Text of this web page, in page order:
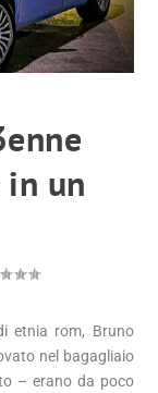
un
etnia rom, Bruno
nel bagagliaio
– erano da poco